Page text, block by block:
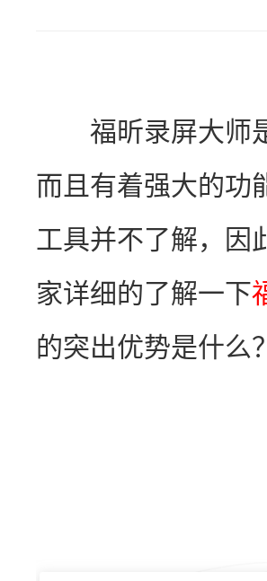
福昕录屏大师是
而且有着强大的功
工具并不了解，因
家详细的了解一下
的突出优势是什么？